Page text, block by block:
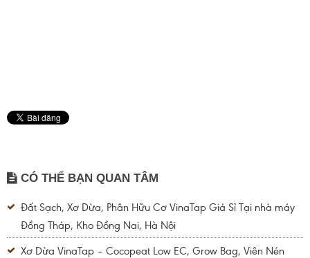
CÓ THỂ BẠN QUAN TÂM
Đất Sạch, Xơ Dừa, Phân Hữu Cơ VinaTap Giá Sỉ Tại nhà máy
Đồng Tháp, Kho Đồng Nai, Hà Nội
Xơ Dừa VinaTap – Cocopeat Low EC, Grow Bag, Viên Nén